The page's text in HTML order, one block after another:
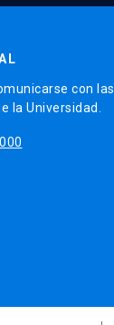
con las
la Universidad.